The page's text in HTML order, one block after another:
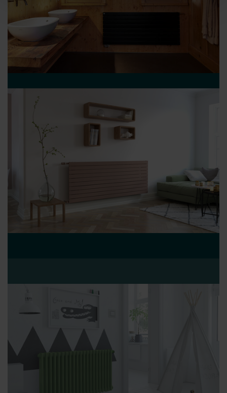
Datenschutzerklärung der Zehnder Group
Zehnder Group AG: Data Privacy
Zehnder Group België nv/sa: Déclarations de confidentialité
Zehnder Group Czech Republic s.r.o.: Zásady ochrany
osobních údajů
Zehnder Group France: Protection des données
Zehnder Group Italia S.r.l.: Privacy
Zehnder Group İç Mekan İklimlendirme Sanayi ve Ticaret
Limitet Şirketi: Web Sitesi Çerezleri
Zehnder Group Nederland bv: Privacyverklaringen
Zehnder Group Sales International: Privacy Policy
Zehnder Group Schweiz AG: Datenschutz
Zehnder Polska Sp. z o.o.: Oświadczenie o ochronie
danych Zehnder